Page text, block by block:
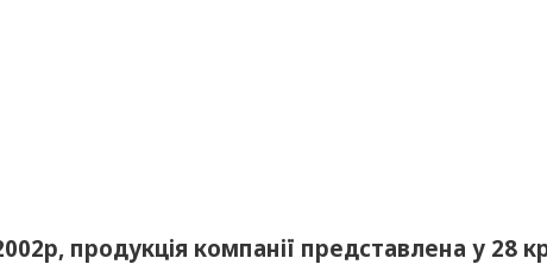
продукція компанії представлена у 28